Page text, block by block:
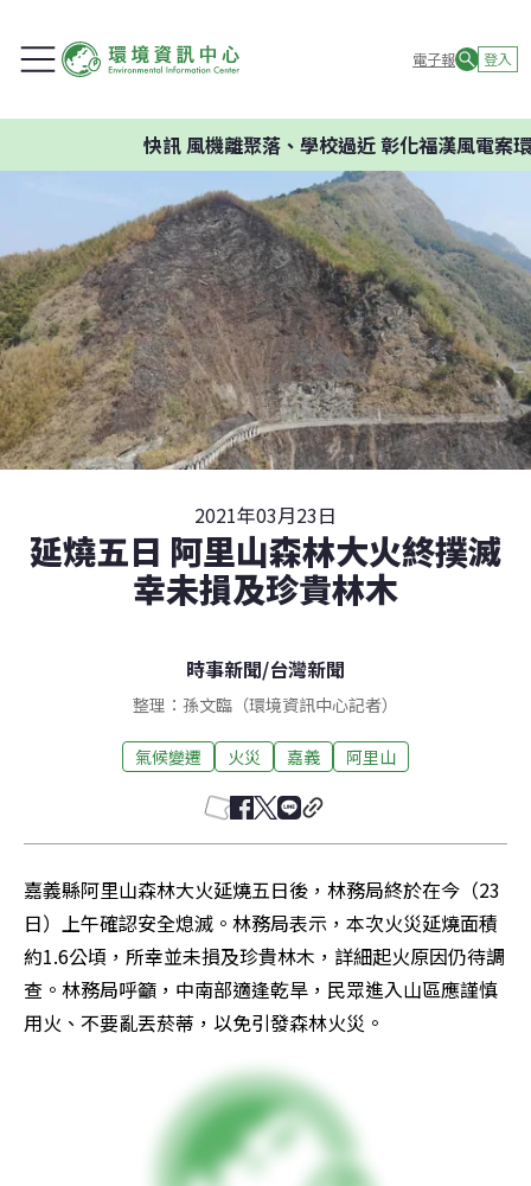
電子報 登入
風機離聚落、學校過近 彰化福漢風電案環委建議
2021年03月23日
延燒五日 阿里山森林大火終撲滅
幸未損及珍貴林木
時事新聞/台灣新聞
整理：孫文臨（環境資訊中心記者）
氣候變遷 火災 嘉義 阿里山
嘉義縣阿里山森林大火延燒五日後，林務局終於在今（23
日）上午確認安全熄滅。林務局表示，本次火災延燒面積
約1.6公頃，所幸並未損及珍貴林木，詳細起火原因仍待調
查。林務局呼籲，中南部適逢乾旱，民眾進入山區應謹慎
用火、不要亂丟菸蒂，以免引發森林火災。